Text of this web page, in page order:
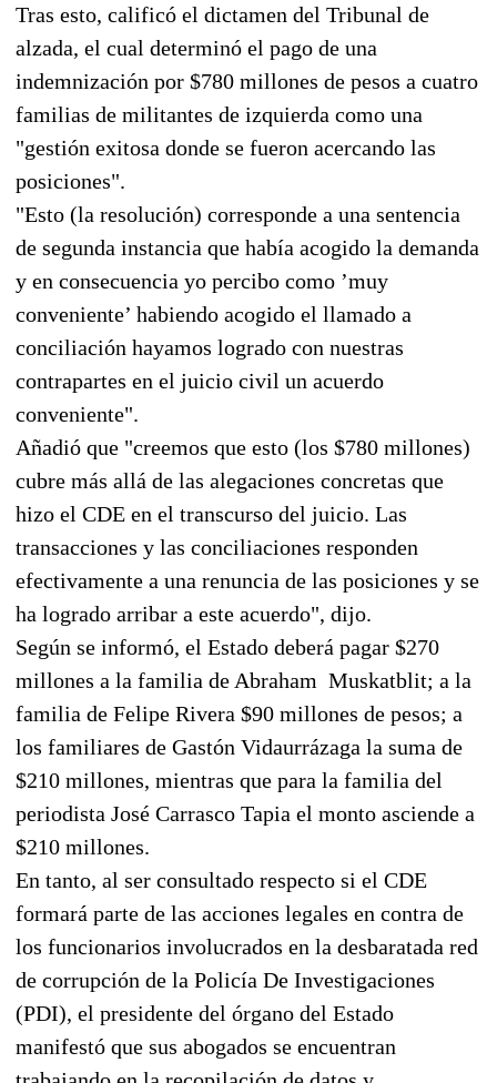
Tras esto, calificó el dictamen del Tribunal de
alzada, el cual determinó el pago de una
indemnización por $780 millones de pesos a cuatro
familias de militantes de izquierda como una
"gestión exitosa donde se fueron acercando las
posiciones".
"Esto (la resolución) corresponde a una sentencia
de segunda instancia que había acogido la demanda
y en consecuencia yo percibo como ’muy
conveniente’ habiendo acogido el llamado a
conciliación hayamos logrado con nuestras
contrapartes en el juicio civil un acuerdo
conveniente".
Añadió que "creemos que esto (los $780 millones)
cubre más allá de las alegaciones concretas que
hizo el CDE en el transcurso del juicio. Las
transacciones y las conciliaciones responden
efectivamente a una renuncia de las posiciones y se
ha logrado arribar a este acuerdo", dijo.
Según se informó, el Estado deberá pagar $270
millones a la familia de Abraham Muskatblit; a la
familia de Felipe Rivera $90 millones de pesos; a
los familiares de Gastón Vidaurrázaga la suma de
$210 millones, mientras que para la familia del
periodista José Carrasco Tapia el monto asciende a
$210 millones.
En tanto, al ser consultado respecto si el CDE
formará parte de las acciones legales en contra de
los funcionarios involucrados en la desbaratada red
de corrupción de la Policía De Investigaciones
(PDI), el presidente del órgano del Estado
manifestó que sus abogados se encuentran